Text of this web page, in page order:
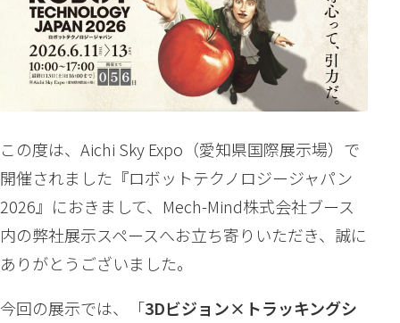
Youtube アレクサ セミナー バリ取り機 パレタイズ装置
マグヒート メディア ロボットメンテナンス
活動記録 自動化
アーカイブ
2026年8月
月
火 金 土
日
3
4 6 7 8
9
この度は、Aichi Sky Expo（愛知県国際展示場）で
開催されました『ロボットテクノロジージャパン
2026』におきまして、Mech-Mind株式会社ブース
内の弊社展示スペースへお立ち寄りいただき、誠に
ありがとうございました。
今回の展示では、「3Dビジョン×トラッキングシ